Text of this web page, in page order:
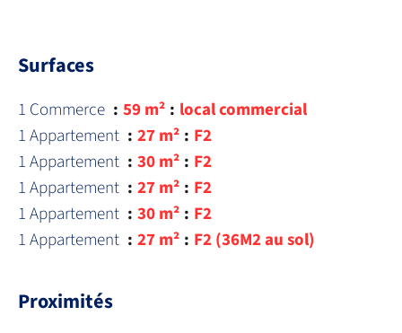
Surfaces
1 Commerce 59 m²
local commercial
1 Appartement
27 m²
F2
1 Appartement
30 m²
F2
1 Appartement
27 m²
F2
1 Appartement
30 m²
F2
1 Appartement
27 m² F2 (36M2 au sol)
Proximités